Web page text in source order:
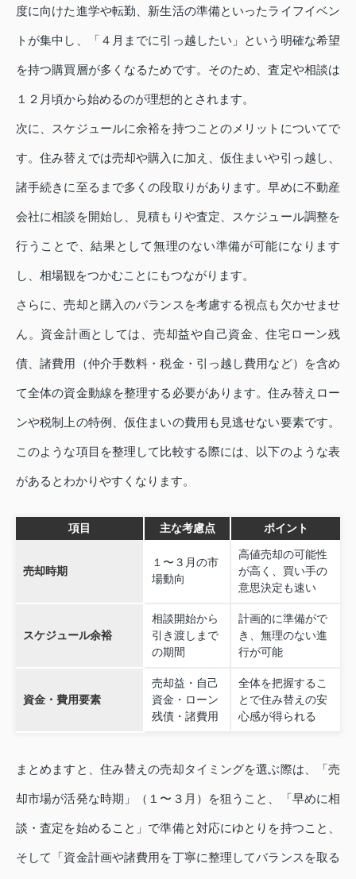
度に向けた進学や転勤、新生活の準備といったライフイベン
トが集中し、「４月までに引っ越したい」という明確な希望
を持つ購買層が多くなるためです。そのため、査定や相談は
１２月頃から始めるのが理想的とされます。
次に、スケジュールに余裕を持つことのメリットについてで
す。住み替えでは売却や購入に加え、仮住まいや引っ越し、
諸手続きに至るまで多くの段取りがあります。早めに不動産
会社に相談を開始し、見積もりや査定、スケジュール調整を
行うことで、結果として無理のない準備が可能になります
し、相場観をつかむことにもつながります。
さらに、売却と購入のバランスを考慮する視点も欠かせませ
ん。資金計画としては、売却益や自己資金、住宅ローン残
債、諸費用（仲介手数料・税金・引っ越し費用など）を含め
て全体の資金動線を整理する必要があります。住み替えロー
ンや税制上の特例、仮住まいの費用も見逃せない要素です。
このような項目を整理して比較する際には、以下のような表
があるとわかりやすくなります。
項目 主な考慮点 ポイント
売却時期
１〜３月の市
場動向
高値売却の可能性
が高く、買い手の
意思決定も速い
スケジュール余裕
相談開始から
引き渡しまで
の期間
計画的に準備がで
き、無理のない進
行が可能
資金・費用要素
売却益・自己
資金・ローン
残債・諸費用
全体を把握するこ
とで住み替えの安
心感が得られる
まとめますと、住み替えの売却タイミングを選ぶ際は、「売
却市場が活発な時期」（１〜３月）を狙うこと、「早めに相
談・査定を始めること」で準備と対応にゆとりを持つこと、
そして「資金計画や諸費用を丁寧に整理してバランスを取る